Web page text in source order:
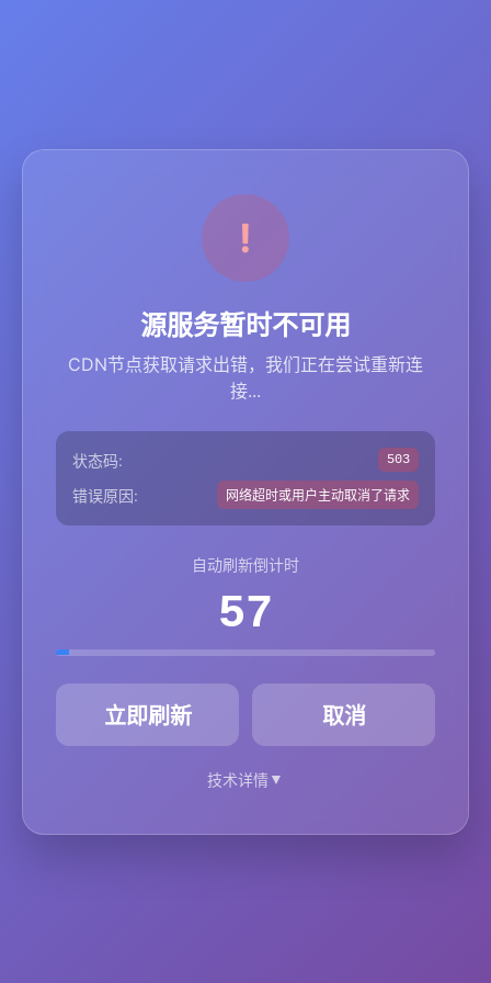
源服务暂时不可用
CDN节点获取请求出错，我们正在尝试重新连
接...
状态码: 503
错误原因: 网络超时或用户主动取消了请求
自动刷新倒计时
57
立即刷新 取消
技术详情▼